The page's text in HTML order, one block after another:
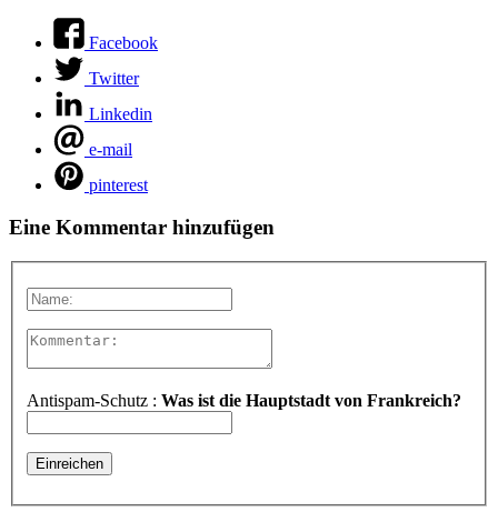
Facebook
Twitter
Linkedin
e-mail
pinterest
Eine Kommentar hinzufügen
Antispam-Schutz : Was ist die Hauptstadt von Frankreich?